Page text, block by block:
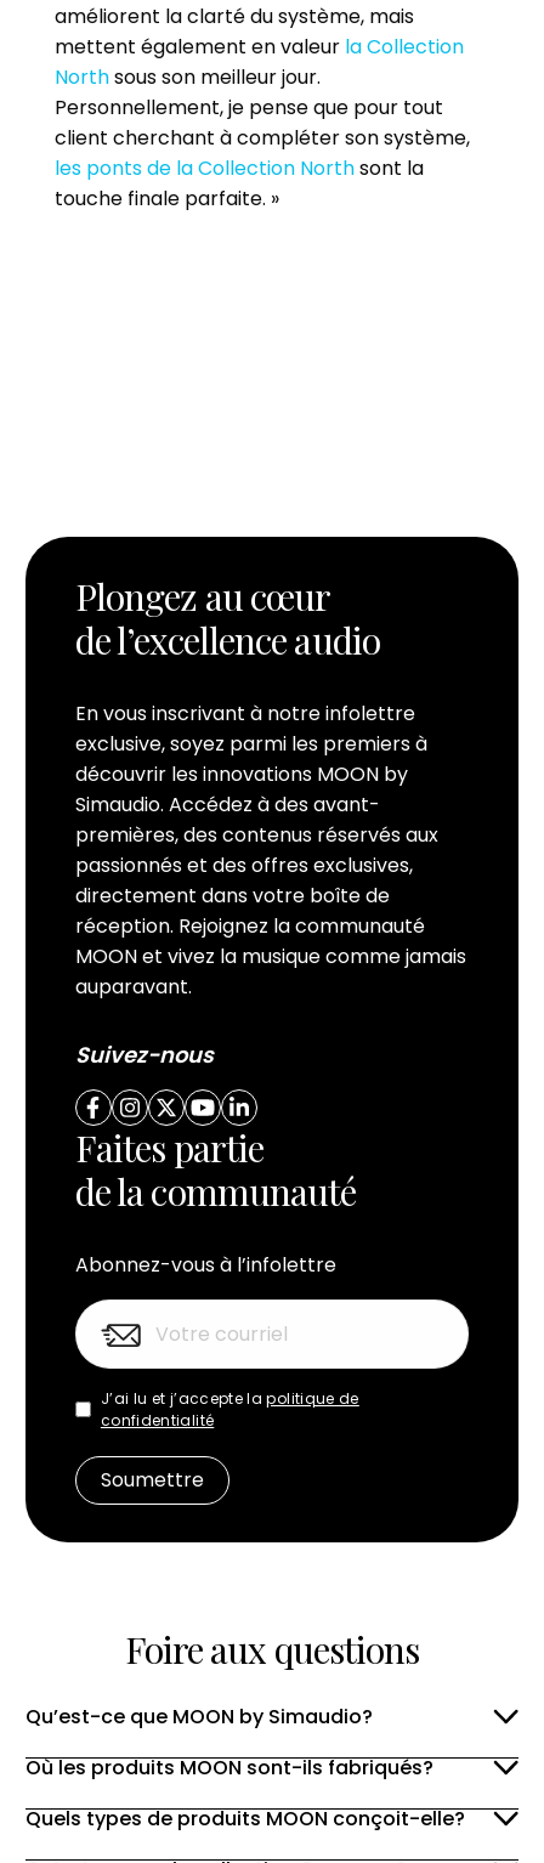
améliorent la clarté du système, mais
mettent également en valeur la Collection
Northsous son meilleur jour.
Personnellement, je pense que pour tout
client cherchant à compléter son système,
les ponts de la Collection Northsont la
touche finale parfaite. »
Plongez au cœur
de l’excellence audio
En vous inscrivant à notre infolettre
exclusive, soyez parmi les premiers à
découvrir les innovations MOON by
Simaudio. Accédez à des avant-
premières, des contenus réservés aux
passionnés et des offres exclusives,
directement dans votre boîte de
réception. Rejoignez la communauté
MOON et vivez la musique comme jamais
auparavant.
Suivez-nous
Faites partie
de la communauté
Abonnez-vous à l’infolettre
J’ai lu et j’accepte lapolitique de
confidentialité
Foire aux questions
Qu’est-ce que MOON by Simaudio?
Où les produits MOON sont-ils fabriqués?
Quels types de produits MOON conçoit-elle?